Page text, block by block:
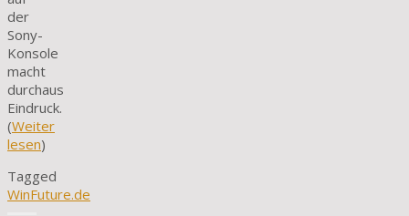
der
Sony-
Konsole
macht
durchaus
Eindruck.
(Weiter
lesen)
Tagged
WinFuture.de